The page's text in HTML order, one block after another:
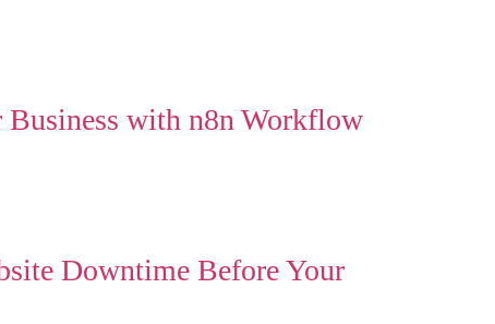
Business with n8n Workflow
Downtime Before Your